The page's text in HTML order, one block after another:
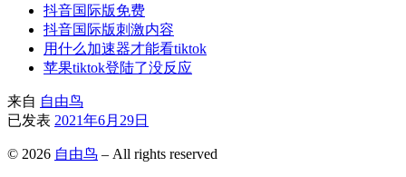
抖音国际版免费
抖音国际版刺激内容
用什么加速器才能看tiktok
苹果tiktok登陆了没反应
来自 自由鸟
已发表 2021年6月29日
© 2026 自由鸟 – All rights reserved